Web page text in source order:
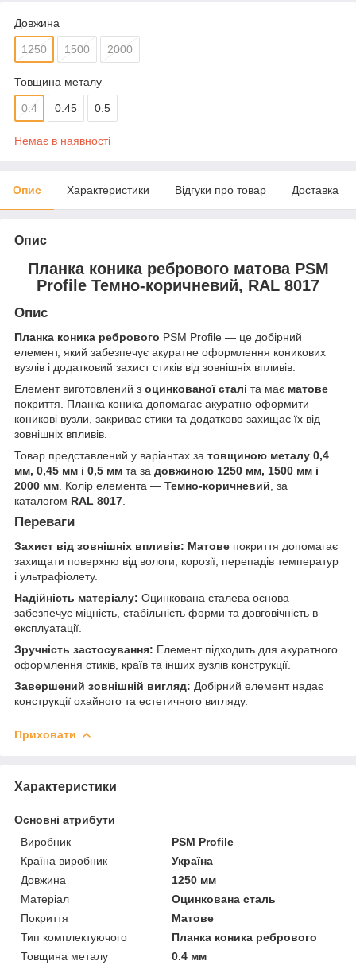
Довжина
1250 1500 2000
Товщина металу
0.4 0.45 0.5
Немає в наявності
Опис Характеристики Відгуки про товар Доставка
Опис
Планка коника ребрового матова PSM
Profile Темно-коричневий, RAL 8017
Опис
Планка коника ребрового PSM Profile — це добірний
елемент, який забезпечує акуратне оформлення коникових
вузлів і додатковий захист стиків від зовнішніх впливів.
Елемент виготовлений з оцинкованої сталі та має матове
покриття. Планка коника допомагає акуратно оформити
коникові вузли, закриває стики та додатково захищає їх від
зовнішніх впливів.
Товар представлений у варіантах за товщиною металу 0,4
мм, 0,45 мм і 0,5 мм та за довжиною 1250 мм, 1500 мм і
2000 мм. Колір елемента — Темно-коричневий, за
каталогом RAL 8017.
Переваги
Захист від зовнішніх впливів: Матове покриття допомагає
захищати поверхню від вологи, корозії, перепадів температур
і ультрафіолету.
Надійність матеріалу: Оцинкована сталева основа
забезпечує міцність, стабільність форми та довговічність в
експлуатації.
Зручність застосування: Елемент підходить для акуратного
оформлення стиків, країв та інших вузлів конструкції.
Завершений зовнішній вигляд: Добірний елемент надає
конструкції охайного та естетичного вигляду.
Приховати
Характеристики
Основні атрибути
Виробник
PSM Profile
Країна виробник
Україна
Довжина
1250 мм
Матеріал
Оцинкована сталь
Покриття
Матове
Тип комплектуючого
Планка коника ребрового
Товщина металу
0.4 мм